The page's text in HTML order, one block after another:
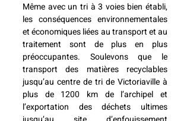
Même avec un tri à 3 voies bien établi,
les conséquences environnementales
et économiques liées au transport et au
traitement sont de plus en plus
préoccupantes. Soulevons que le
transport des matières recyclables
jusqu’au centre de tri de Victoriaville à
plus de 1200 km de l’archipel et
l’exportation des déchets ultimes